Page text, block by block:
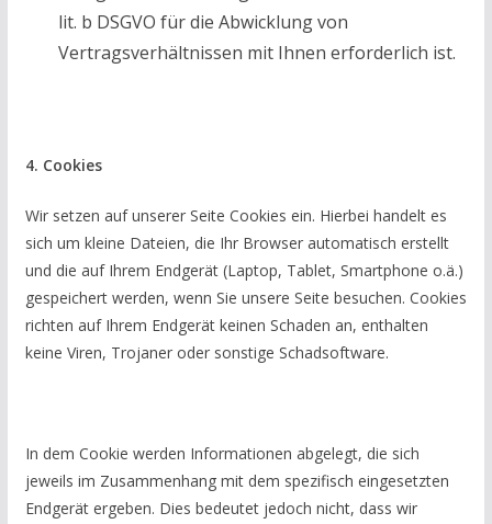
lit. b DSGVO für die Abwicklung von
Vertragsverhältnissen mit Ihnen erforderlich ist.
4. Cookies
Wir setzen auf unserer Seite Cookies ein. Hierbei handelt es
sich um kleine Dateien, die Ihr Browser automatisch erstellt
und die auf Ihrem Endgerät (Laptop, Tablet, Smartphone o.ä.)
gespeichert werden, wenn Sie unsere Seite besuchen. Cookies
richten auf Ihrem Endgerät keinen Schaden an, enthalten
keine Viren, Trojaner oder sonstige Schadsoftware.
In dem Cookie werden Informationen abgelegt, die sich
jeweils im Zusammenhang mit dem spezifisch eingesetzten
Endgerät ergeben. Dies bedeutet jedoch nicht, dass wir